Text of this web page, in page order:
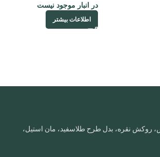
در انبار موجود نیست
اطلاعات بیشتر
روکش نقره، بدل طرح طلاسفید، مان استیل،